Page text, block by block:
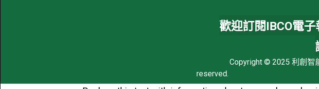
歡迎訂閱IBCO電
Copyright © 2025 利創智
reserved.